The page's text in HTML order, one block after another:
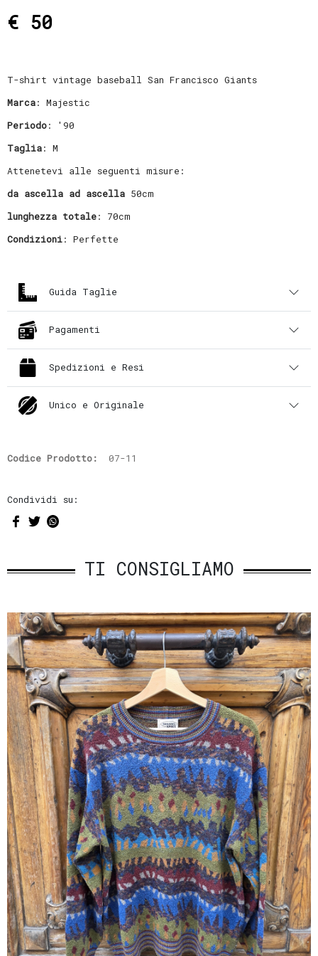
€ 50
T-shirt vintage baseball San Francisco Giants
Marca: Majestic
Periodo: '90
Taglia: M
Attenetevi alle seguenti misure:
da ascella ad ascella50cm
lunghezza totale: 70cm
Condizioni: Perfette
Guida Taglie
Pagamenti
Spedizioni e Resi
Unico e Originale
Codice Prodotto: 07-11
Condividi su:
TI CONSIGLIAMO